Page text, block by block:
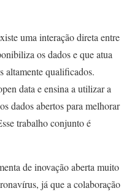
uma interação direta entre
os dados e que atua
altamente qualificados.
data e ensina a utilizar a
dados abertos para melhorar
trabalho conjunto é
de inovação aberta muito
já que a colaboração